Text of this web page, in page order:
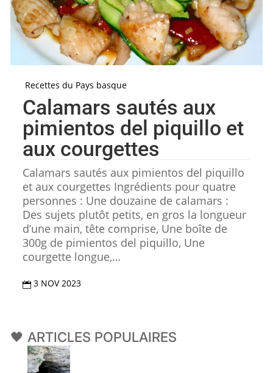
Recettes du Pays basque
Calamars sautés aux
pimientos del piquillo et
aux courgettes
Calamars sautés aux pimientos del piquillo
et aux courgettes Ingrédients pour quatre
personnes : Une douzaine de calamars :
Des sujets plutôt petits, en gros la longueur
d’une main, tête comprise, Une boîte de
300g de pimientos del piquillo, Une
courgette longue,…
 3 NOV 2023
🖤 ARTICLES POPULAIRES